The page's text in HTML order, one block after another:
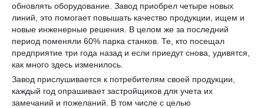
обновлять оборудование. Завод приобрел четыре новых
линий, это помогает повышать качество продукции, ищем и
новые инженерные решения. В целом же за последний
период поменяли 60% парка станков. Те, кто посещал
предприятие три года назад и если приедут снова, удивятся,
как много здесь изменилось.
Завод прислушивается к потребителям своей продукции,
каждый год опрашивает застройщиков для учета их
замечаний и пожеланий. В том числе с целью